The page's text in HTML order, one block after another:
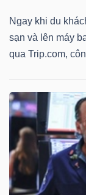
Ngay khi du
sạn và lên máy
qua Trip.com,
CÔNG
NGHỆ
THÔNG
DỊCH
VỤ
TRUYỀN